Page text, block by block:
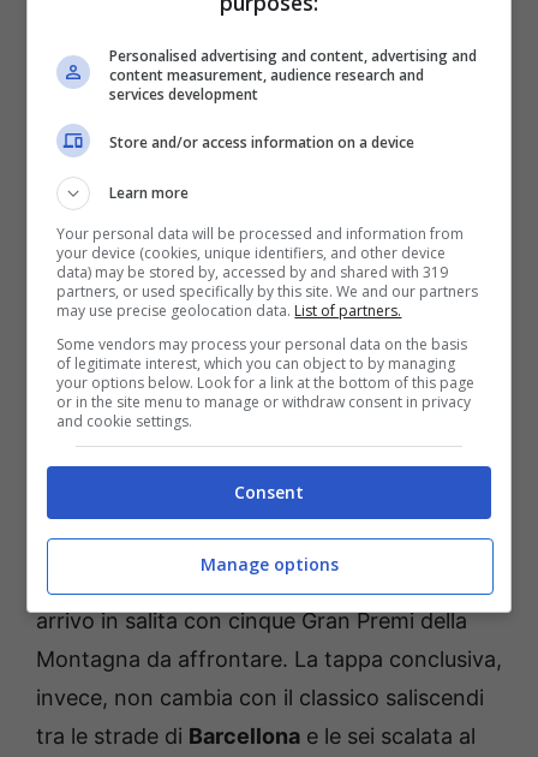
dove lo scorso anno andò in scena il testa a
testa traRoglicedEvenepoel. Seguirà una
frazione che da Matarò porterà al primo
arrivo in salita e dove vinse splendidamente
Giulio Ciccone una tappa.
Dal terzo giorno iniziano le novità. DaSant
Joan de les Abadessesal secondo arrivo in
salita diPort Ainé, dove nel 2021 conquistò la
frazione Esteban Chaves. Segue laSort-
Lleida, ad appannaggio dei velocisti, e la
Altafulla-Viladecans The Style Outlets
adatta ai finisseur.
E attenzione alle ultime due giornate. La
Berga-Santuario di Queralt
arrivo in salita con cinque Gran Premi della
Montagna da affrontare. La tappa conclusiva,
invece, non cambia con il classico saliscendi
tra le strade di Barcellona e le sei scalata al
Personalised advertising and content, advertising and
content measurement, audience research and
services development
Store and/or access information on a device
Learn more
Your personal data will be processed and information from
your device (cookies, unique identifiers, and other device
data) may be stored by, accessed by and shared with 319
partners, or used specifically by this site. We and our partners
may use precise geolocation data. List of partners.
Some vendors may process your personal data on the basis
of legitimate interest, which you can object to by managing
your options below. Look for a link at the bottom of this page
or in the site menu to manage or withdraw consent in privacy
and cookie settings.
Consent
Manage options